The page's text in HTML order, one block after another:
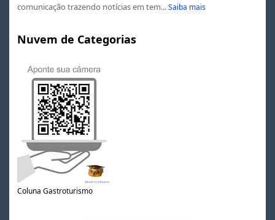
comunicação trazendo notícias em tem... Saiba mais
Nuvem de Categorias
Coluna Gastroturismo